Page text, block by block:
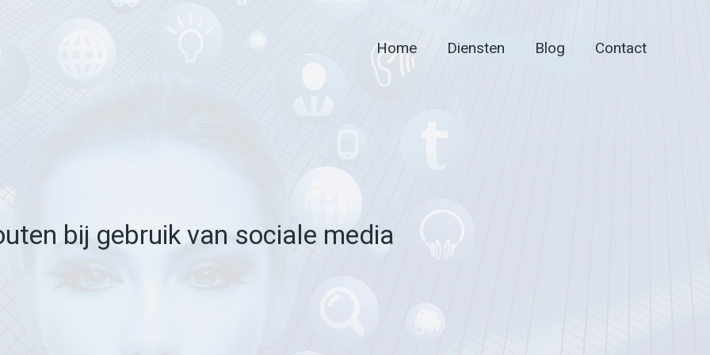
Home Diensten Blog Contact
bij gebruik van sociale media